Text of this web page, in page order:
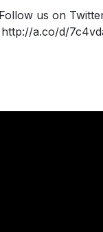
us on
a.co/d/